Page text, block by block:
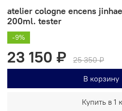
atelier cologne encens
200ml. tester
-9%
23 150 ₽
25 350 ₽
В корзину
Купить в 1